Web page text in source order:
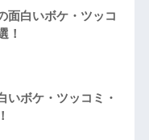
面白いボケ・ツッコ
！
いボケ・ツッコミ・